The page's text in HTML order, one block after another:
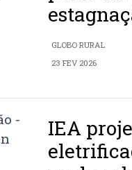
GLOBO RURAL
23 FEV 2026
IEA